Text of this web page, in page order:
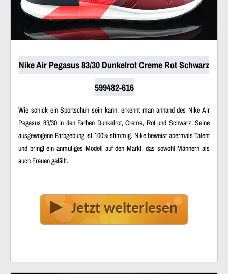
Nike Air Pegasus 83/30 Dunkelrot Creme Rot Schwarz
599482-616
Wie schick ein Sportschuh sein kann, erkennt man anhand des Nike Air
Pegasus 83/30 in den Farben Dunkelrot, Creme, Rot und Schwarz. Seine
ausgewogene Farbgebung ist 100% stimmig. Nike beweist abermals Talent
und bringt ein anmutiges Modell auf den Markt, das sowohl Männern als
auch Frauen gefällt.
Jetzt weiterlesen